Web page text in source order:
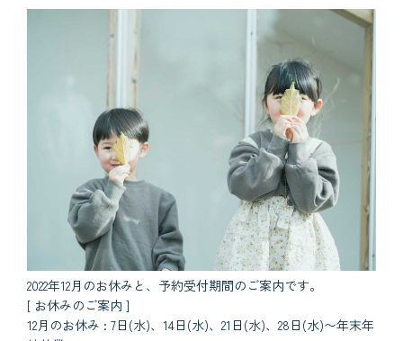
2022年12月のお休みと、予約受付期間のご案内です。
[ お休みのご案内 ]
12月のお休み : 7日(水)、14日(水)、21日(水)、28日(水)〜年末年